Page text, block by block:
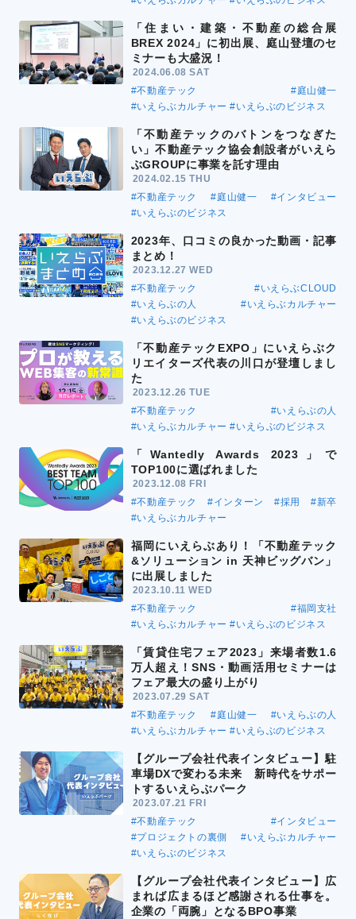
「住まい・建築・不動産の総合展
BREX 2024」に初出展、庭山登壇のセ
ミナーも大盛況！
2024.06.08 SAT
#不動産テック
#庭山健一
#いえらぶカルチャー #いえらぶのビジネス
「不動産テックのバトンをつなぎた
い」不動産テック協会創設者がいえら
ぶGROUPに事業を託す理由
2024.02.15 THU
#不動産テック
#庭山健一
#インタビュー
#いえらぶのビジネス
2023年、口コミの良かった動画・記事
まとめ！
2023.12.27 WED
#不動産テック
#いえらぶCLOUD
#いえらぶの人
#いえらぶカルチャー
#いえらぶのビジネス
「不動産テックEXPO」にいえらぶク
リエイターズ代表の川口が登壇しまし
た
2023.12.26 TUE
#不動産テック
#いえらぶの人
#いえらぶカルチャー #いえらぶのビジネス
「Wantedly Awards 2023」で
TOP100に選ばれました
2023.12.08 FRI
#不動産テック
#インターン #採用
#新卒
#いえらぶカルチャー
福岡にいえらぶあり！「不動産テック
&ソリューション in 天神ビッグバン」
に出展しました
2023.10.11 WED
#不動産テック
#福岡支社
#いえらぶカルチャー #いえらぶのビジネス
「賃貸住宅フェア2023」来場者数1.6
万人超え！SNS・動画活用セミナーは
フェア最大の盛り上がり
2023.07.29 SAT
#不動産テック
#庭山健一
#いえらぶの人
#いえらぶカルチャー #いえらぶのビジネス
【グループ会社代表インタビュー】駐
車場DXで変わる未来 新時代をサポー
トするいえらぶパーク
2023.07.21 FRI
#不動産テック
#インタビュー
#プロジェクトの裏側
#いえらぶカルチャー
#いえらぶのビジネス
【グループ会社代表インタビュー】広
まれば広まるほど感謝される仕事を。
企業の「両腕」となるBPO事業